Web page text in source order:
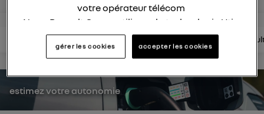
lire les questions lire les articles
estimez votre autonomie
votre opérateur télécom
Nous, Renault Group, utilisons la technologie Utiq
pour nos activités digitales (telles que décrites
dans cette notice de consentement) et liées à
utilisez une connexion internet fournie parun
opérateur télécom participantet que vous
consentez sur chaque site).
gérer les cookies accepter les cookies